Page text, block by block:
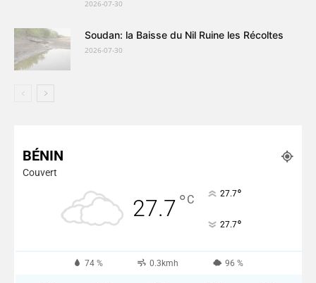
2026-07-30
Soudan: la Baisse du Nil Ruine les Récoltes
2026-07-30
BÉNIN
Couvert
27.7°C 27.7°
27.7°
74 % 0.3kmh 96 %